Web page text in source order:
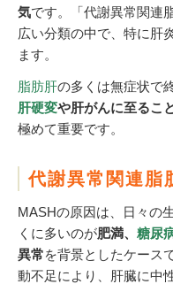
気です。「代謝異常関連
広い分類の中で、特に肝
ます。
脂肪肝の多くは無症状で
肝硬変や肝がんに至るこ
極めて重要です。
代謝異常関連脂
MASHの原因は、日々の
くに多いのが肥満、糖尿
異常を背景としたケース
動不足により、肝臓に中